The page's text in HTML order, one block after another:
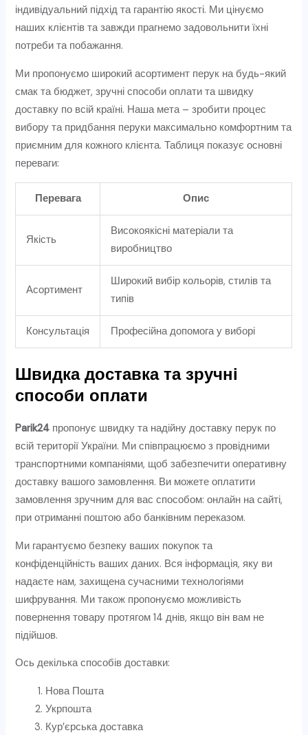
індивідуальний підхід та гарантію якості. Ми цінуємо
наших клієнтів та завжди прагнемо задовольнити їхні
потреби та побажання.
Ми пропонуємо широкий асортимент перук на будь-який
смак та бюджет, зручні способи оплати та швидку
доставку по всій країні. Наша мета – зробити процес
вибору та придбання перуки максимально комфортним та
приємним для кожного клієнта. Таблиця показує основні
переваги:
Перевага Опис
Якість
Високоякісні матеріали та
виробництво
Асортимент
Широкий вибір кольорів, стилів та
типів
Консультація Професійна допомога у виборі
Швидка доставка та зручні
способи оплати
Parik24 пропонує швидку та надійну доставку перук по
всій території України. Ми співпрацюємо з провідними
транспортними компаніями, щоб забезпечити оперативну
доставку вашого замовлення. Ви можете оплатити
замовлення зручним для вас способом: онлайн на сайті,
при отриманні поштою або банківним переказом.
Ми гарантуємо безпеку ваших покупок та
конфіденційність ваших даних. Вся інформація, яку ви
надаєте нам, захищена сучасними технологіями
шифрування. Ми також пропонуємо можливість
повернення товару протягом 14 днів, якщо він вам не
підійшов.
Ось декілька способів доставки:
Нова Пошта
Укрпошта
Кур’єрська доставка